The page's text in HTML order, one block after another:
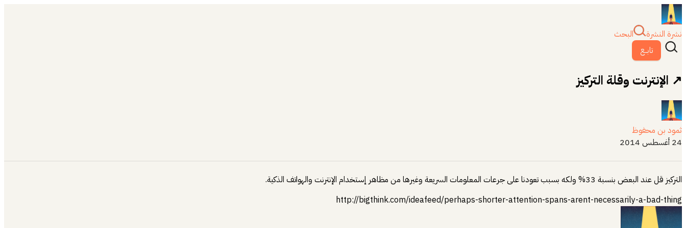
نشرة النشرة
البحث
تابــع
↗ الإنترنت وقلة التركيز
ثمود بن محفوظ
24 أغسطس 2014
التركيز قل عند البعض بنسبة 33% ولكه بسبب تعودنا على جرعات المعلومات السريعة وغيرها من مظاهر إستخدام الإنترنت والهواتف الذكية.
http://bigthink.com/ideafeed/perhaps-shorter-attention-spans-arent-necessarily-a-bad-thing